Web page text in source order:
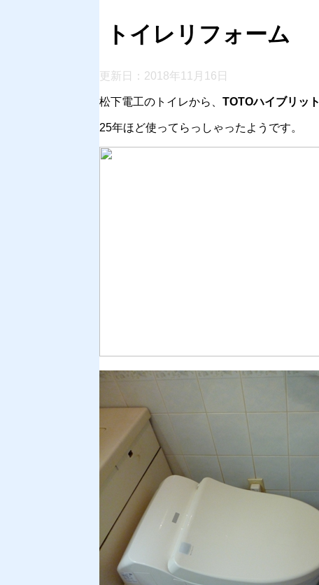
トイレリフォーム
更新日： 2018年11月16日
松下電工のトイレから、 TOTOハイブリット
25年ほど使ってらっしゃったようです。